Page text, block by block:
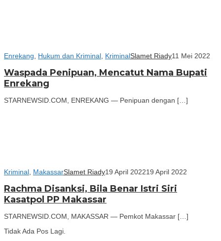
Enrekang Hukum dan Kriminal KriminalSlamet Riady11 Mei 2022
Waspada Penipuan, Mencatut Nama Bupati
Enrekang
STARNEWSID.COM, ENREKANG — Penipuan dengan […]
Kriminal MakassarSlamet Riady19 April 202219 April 2022
Rachma Disanksi, Bila Benar Istri Siri
Kasatpol PP Makassar
STARNEWSID.COM, MAKASSAR — Pemkot Makassar […]
Tidak Ada Pos Lagi.